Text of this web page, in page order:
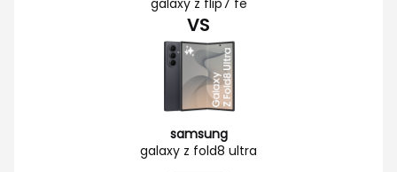
VS
samsung
galaxy z fold8 ultra